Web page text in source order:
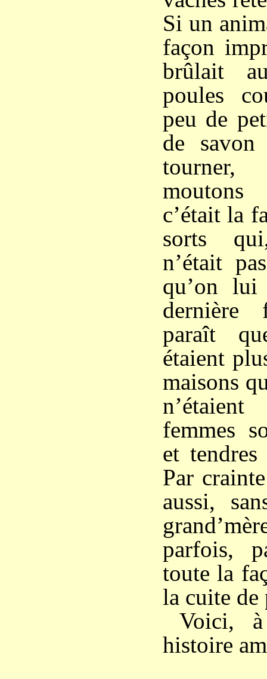
Si un
façon
brûlait
poules
peu de
de
c’était la
sorts
n’était
qu’on
paraît
étaient
maisons
femmes
et
Par
aussi,
parfois,
toute la
la cuite de
Voici,
histoire